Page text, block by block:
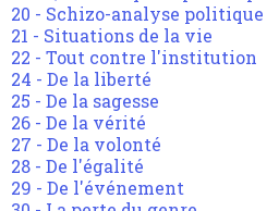
20 - Schizo-analyse politique
21 - Situations de la vie
22 - Tout contre l'institution
24 - De la liberté
25 - De la sagesse
26 - De la vérité
27 - De la volonté
28 - De l'égalité
29 - De l'événement